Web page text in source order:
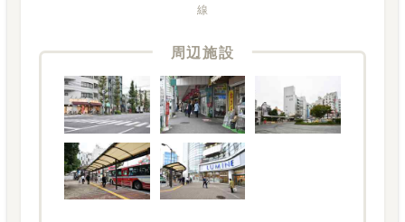
線
周辺施設